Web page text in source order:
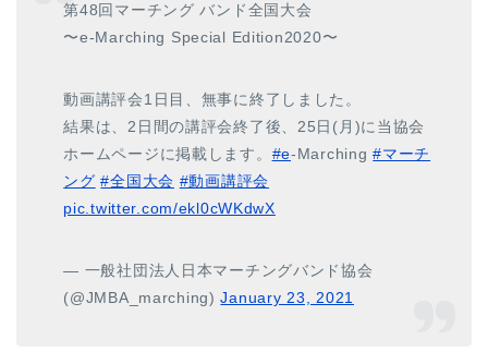
第48回マーチング バンド全国大会
〜e-Marching Special Edition2020〜
動画講評会1日目、無事に終了しました。
結果は、2日間の講評会終了後、25日(月)に当協会
ホームページに掲載します。 #e-Marching#マーチ
ング #全国大会 #動画講評会
pic.twitter.com/ekl0cWKdwX
— 一般社団法人日本マーチングバンド協会
(@JMBA_marching)January 23, 2021